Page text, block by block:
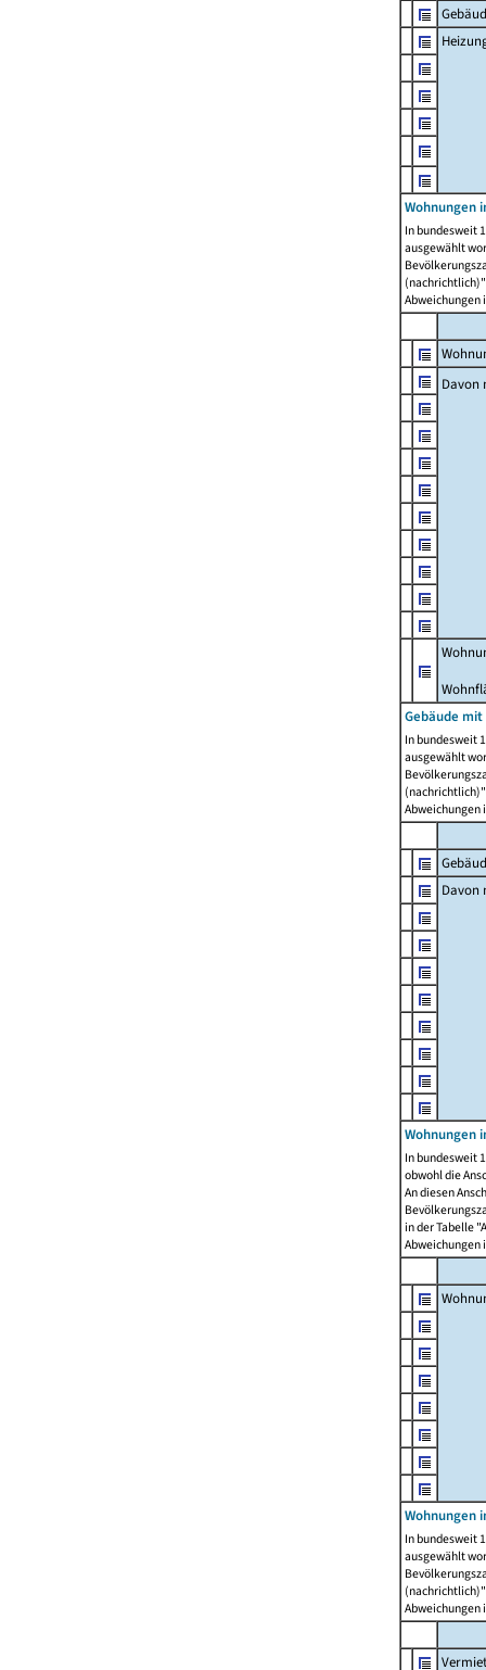
Wohnungen
In bundesweit
ausgewählt
Abweichungen
Davon
Gebäude
In bundesweit
ausgewählt
Abweichungen
Davon
Wohnungen
In bundesweit
obwohl die
An diesen
in der Tabelle
Abweichungen
Wohnungen
In bundesweit
ausgewählt
Abweichungen